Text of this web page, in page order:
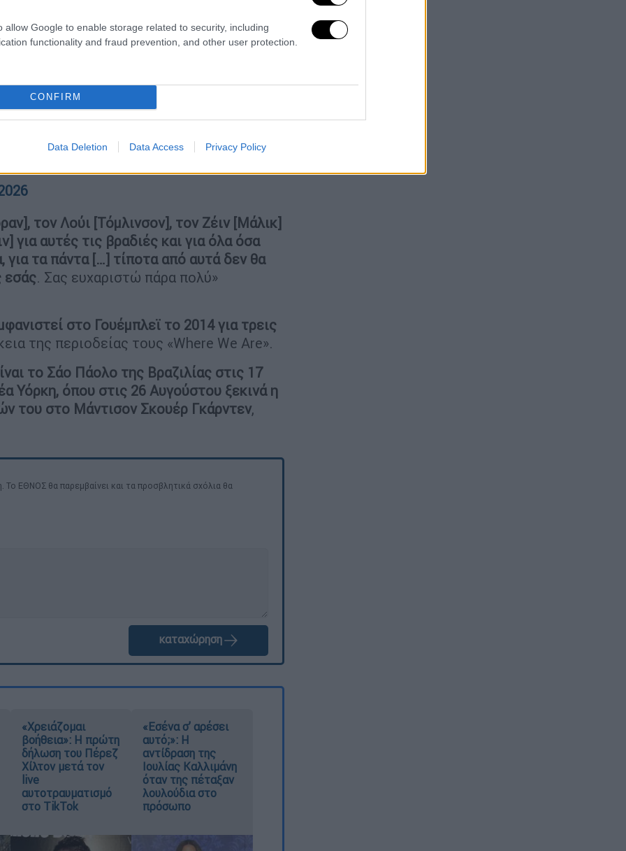
allow Google to enable storage related to security, including
functionality and fraud prevention, and other user protection.
CONFIRM
Data Deletion Data Access Privacy Policy
δεν υπήρχαν τέσσερις φίλοι μου που
της διαδρομής» είπε.
tonight:
for four friends of mine that were a
thank Niall, Louis, Zayn and my dear
that I learned in this time, the…
τον Λούι [Τόμλινσον], τον Ζέιν [Μάλικ]
για αυτές τις βραδιές και για όλα όσα
για τα πάντα […] τίποτα από αυτά δεν θα
εσάς. Σας ευχαριστώ πάρα πολύ»
στο Γουέμπλεϊ το 2014 για τρεις
της περιοδείας τους «Where We Are».
το Σάο Πάολο της Βραζιλίας στις 17
Υόρκη, όπου στις 26 Αυγούστου ξεκινά η
του στο Μάντισον Σκουέρ Γκάρντεν,
ΕΘΝΟΣ θα παρεμβαίνει και τα προσβλητικά σχόλια θα
καταχώρηση
«Χρειάζομαι
βοήθεια»: Η πρώτη
δήλωση του Πέρεζ
Χίλτον μετά τον
live
αυτοτραυματισμό
στο TikTok
«Εσένα σ’ αρέσει
αυτό;»: Η
αντίδραση της
Ιουλίας Καλλιμάνη
όταν της πέταξαν
λουλούδια στο
πρόσωπο